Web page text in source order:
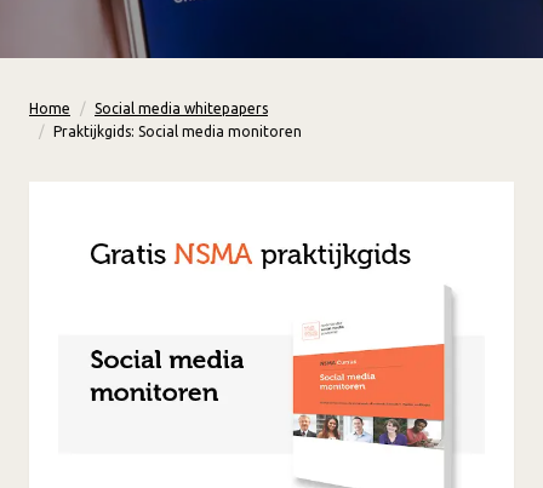
Home
Social media whitepapers
Praktijkgids: Social media monitoren